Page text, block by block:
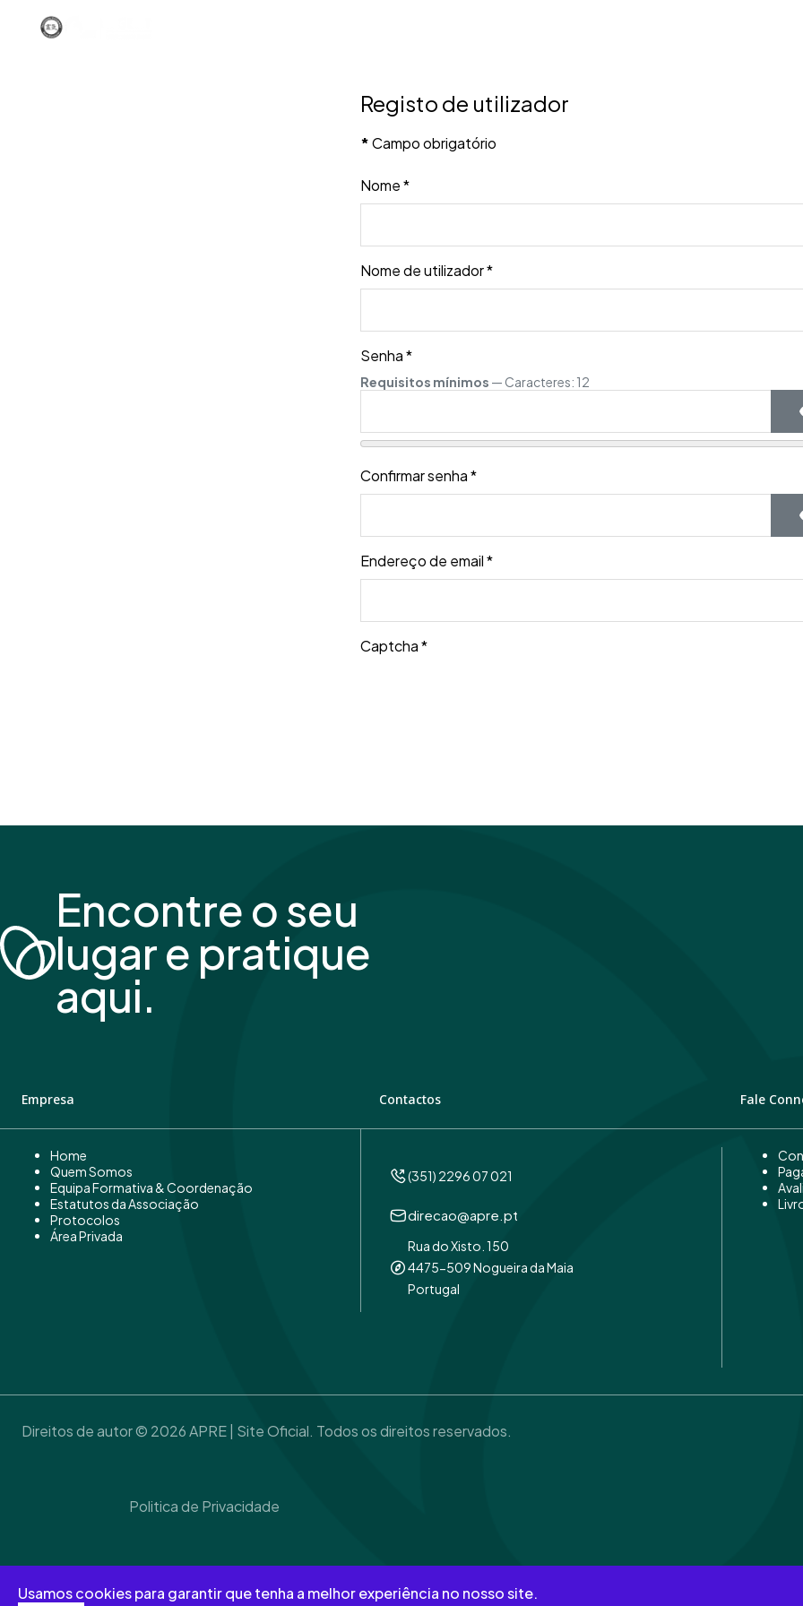
Registo de utilizador
*Campo obrigatório
Nome*
Nome de utilizador*
Senha*
Requisitos mínimos — Caracteres: 12
Confirmar senha*
Endereço de email*
Captcha*
Encontre o seu
lugar e pratique
aqui.
Empresa
Home
Quem Somos
Equipa Formativa & Coordenação
Estatutos da Associação
Protocolos
Área Privada
Contactos
(351) 2296 07 021
direcao@apre.pt
Rua do Xisto. 150
4475-509 Nogueira da Maia
Portugal
Fale
Direitos de autor © 2026 APRE | Site Oficial. Todos os direitos reservados.
Politica de Privacidade
Termos & Condições
Usamos cookies para garantir que tenha a melhor experiência no nosso site.